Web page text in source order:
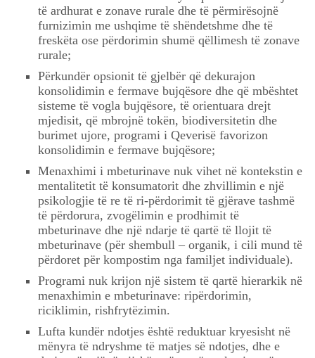
të ardhurat e zonave rurale dhe të përmirësojnë
furnizimin me ushqime të shëndetshme dhe të
freskëta ose përdorimin shumë qëllimesh të zonave
rurale;
Përkundër opsionit të gjelbër që dekurajon
konsolidimin e fermave bujqësore dhe që mbështet
sisteme të vogla bujqësore, të orientuara drejt
mjedisit, që mbrojnë tokën, biodiversitetin dhe
burimet ujore, programi i Qeverisë favorizon
konsolidimin e fermave bujqësore;
Menaxhimi i mbeturinave nuk vihet në kontekstin e
mentalitetit të konsumatorit dhe zhvillimin e një
psikologjie të re të ri-përdorimit të gjërave tashmë
të përdorura, zvogëlimin e prodhimit të
mbeturinave dhe një ndarje të qartë të llojit të
mbeturinave (për shembull – organik, i cili mund të
përdoret për kompostim nga familjet individuale).
Programi nuk krijon një sistem të qartë hierarkik në
menaxhimin e mbeturinave: ripërdorimin,
riciklimin, rishfrytëzimin.
Lufta kundër ndotjes është reduktuar kryesisht në
mënyra të ndryshme të matjes së ndotjes, dhe e